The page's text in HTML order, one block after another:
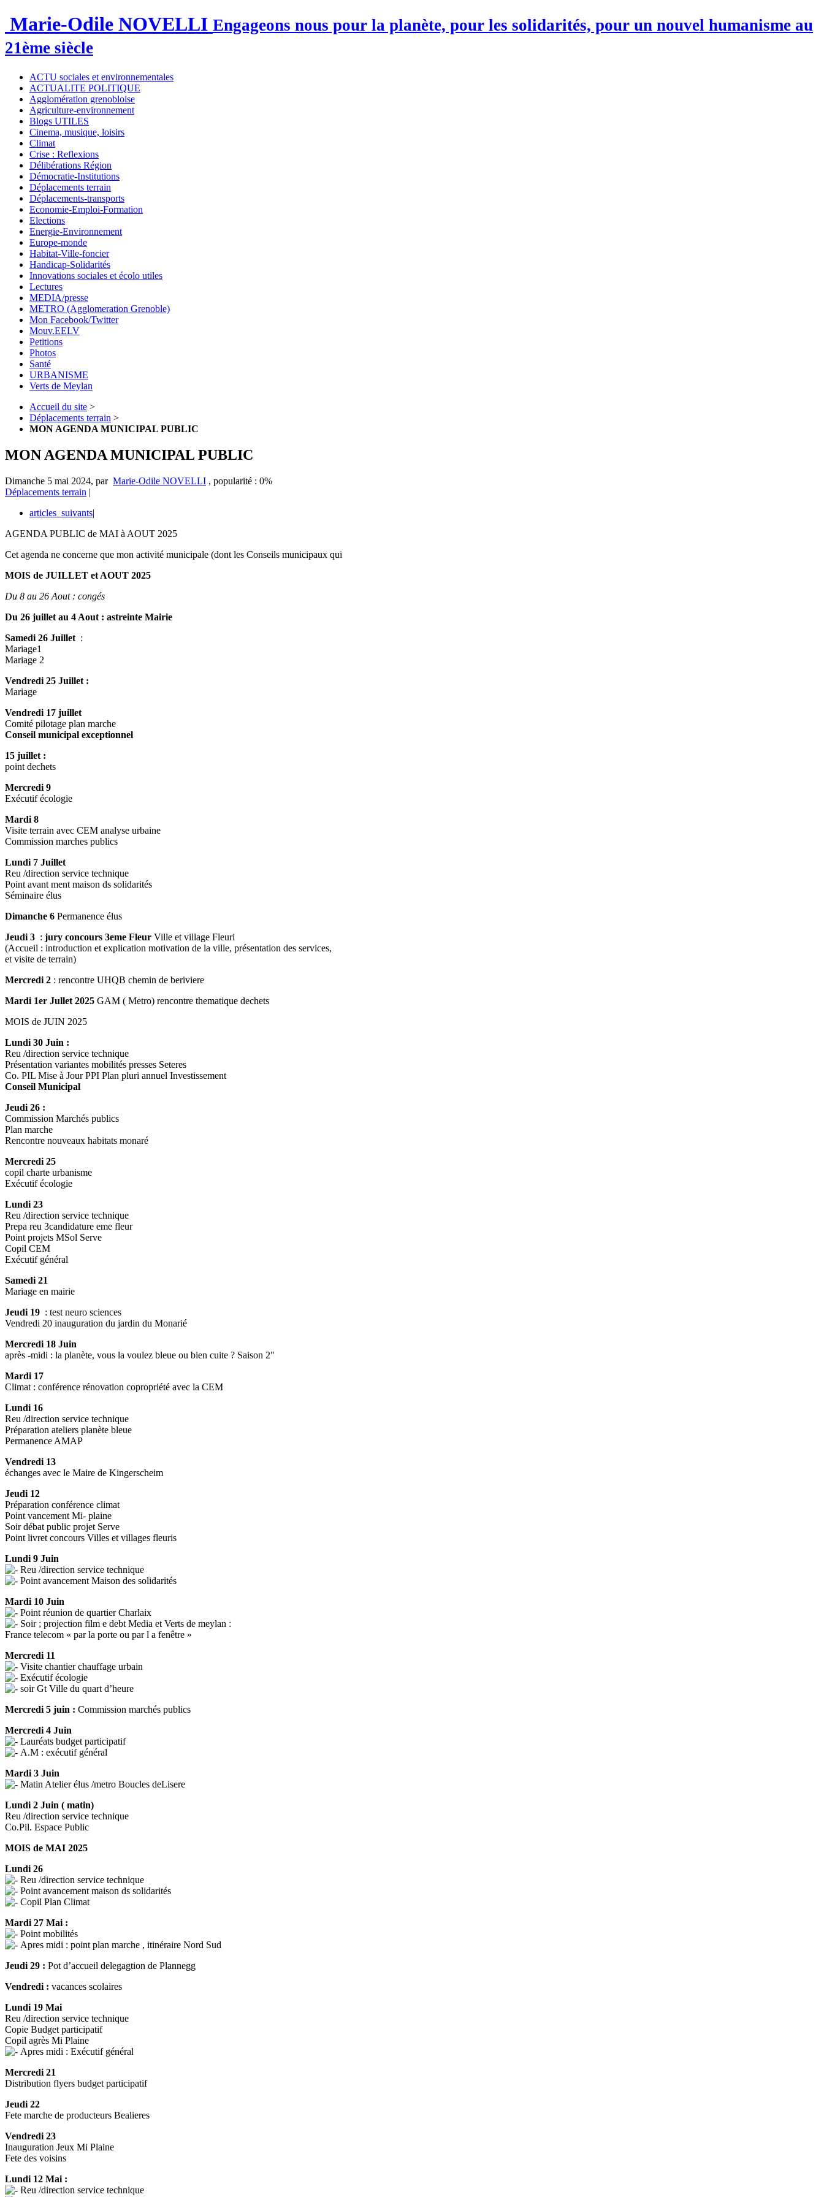
Marie-Odile NOVELLI Engageons nous pour la planète, pour les solidarités, pour un nouvel humanisme au
21ème siècle
ACTU sociales et environnementales
ACTUALITE POLITIQUE
Agglomération grenobloise
Agriculture-environnement
Blogs UTILES
Cinema, musique, loisirs
Climat
Crise : Reflexions
Délibérations Région
Démocratie-Institutions
Déplacements terrain
Déplacements-transports
Economie-Emploi-Formation
Elections
Energie-Environnement
Europe-monde
Habitat-Ville-foncier
Handicap-Solidarités
Innovations sociales et écolo utiles
Lectures
MEDIA/presse
METRO (Agglomeration Grenoble)
Mon Facebook/Twitter
Mouv.EELV
Petitions
Photos
Santé
URBANISME
Verts de Meylan
Accueil du site >
Déplacements terrain >
MON AGENDA MUNICIPAL PUBLIC
MON AGENDA MUNICIPAL PUBLIC
Dimanche 5 mai 2024, par Marie-Odile NOVELLI , popularité : 0%
Déplacements terrain |
articles_suivants|
AGENDA PUBLIC de MAI à AOUT 2025
Cet agenda ne concerne que mon activité municipale (dont les Conseils municipaux qui
MOIS de JUILLET et AOUT 2025
Du 8 au 26 Aout : congés
Du 26 juillet au 4 Aout : astreinte Mairie
Samedi 26 Juillet :
Mariage1
Mariage 2
Vendredi 25 Juillet :
Mariage
Vendredi 17 juillet
Comité pilotage plan marche
Conseil municipal exceptionnel
15 juillet :
point dechets
Mercredi 9
Exécutif écologie
Mardi 8
Visite terrain avec CEM analyse urbaine
Commission marches publics
Lundi 7 Juillet
Reu /direction service technique
Point avant ment maison ds solidarités
Séminaire élus
Dimanche 6 Permanence élus
Jeudi 3 : jury concours 3eme Fleur Ville et village Fleuri
(Accueil : introduction et explication motivation de la ville, présentation des services,
et visite de terrain)
Mercredi 2 : rencontre UHQB chemin de beriviere
Mardi 1er Jullet 2025 GAM ( Metro) rencontre thematique dechets
MOIS de JUIN 2025
Lundi 30 Juin :
Reu /direction service technique
Présentation variantes mobilités presses Seteres
Co. PIL Mise à Jour PPI Plan pluri annuel Investissement
Conseil Municipal
Jeudi 26 :
Commission Marchés publics
Plan marche
Rencontre nouveaux habitats monaré
Mercredi 25
copil charte urbanisme
Exécutif écologie
Lundi 23
Reu /direction service technique
Prepa reu 3candidature eme fleur
Point projets MSol Serve
Copil CEM
Exécutif général
Samedi 21
Mariage en mairie
Jeudi 19 : test neuro sciences
Vendredi 20 inauguration du jardin du Monarié
Mercredi 18 Juin
après -midi : la planète, vous la voulez bleue ou bien cuite ? Saison 2"
Mardi 17
Climat : conférence rénovation copropriété avec la CEM
Lundi 16
Reu /direction service technique
Préparation ateliers planète bleue
Permanence AMAP
Vendredi 13
échanges avec le Maire de Kingerscheim
Jeudi 12
Préparation conférence climat
Point vancement Mi- plaine
Soir débat public projet Serve
Point livret concours Villes et villages fleuris
Lundi 9 Juin
Reu /direction service technique
Point avancement Maison des solidarités
Mardi 10 Juin
Point réunion de quartier Charlaix
Soir ; projection film e debt Media et Verts de meylan :
France telecom « par la porte ou par l a fenêtre »
Mercredi 11
Visite chantier chauffage urbain
Exécutif écologie
soir Gt Ville du quart d’heure
Mercredi 5 juin : Commission marchés publics
Mercredi 4 Juin
Lauréats budget participatif
A.M : exécutif général
Mardi 3 Juin
Matin Atelier élus /metro Boucles deLisere
Lundi 2 Juin ( matin)
Reu /direction service technique
Co.Pil. Espace Public
MOIS de MAI 2025
Lundi 26
Reu /direction service technique
Point avancement maison ds solidarités
Copil Plan Climat
Mardi 27 Mai :
Point mobilités
Apres midi : point plan marche , itinéraire Nord Sud
Jeudi 29 : Pot d’accueil delegagtion de Plannegg
Vendredi : vacances scolaires
Lundi 19 Mai
Reu /direction service technique
Copie Budget participatif
Copil agrès Mi Plaine
Apres midi : Exécutif général
Mercredi 21
Distribution flyers budget participatif
Jeudi 22
Fete marche de producteurs Bealieres
Vendredi 23
Inauguration Jeux Mi Plaine
Fete des voisins
Lundi 12 Mai :
Reu /direction service technique